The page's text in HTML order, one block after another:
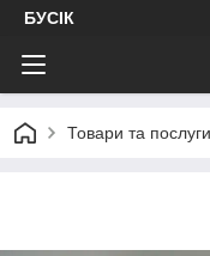
БУСІК
Товари та послуги